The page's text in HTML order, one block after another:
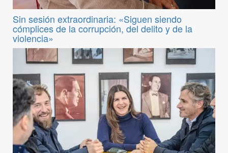
Sin sesión extraordinaria: «Siguen siendo
cómplices de la corrupción, del delito y de la
violencia»